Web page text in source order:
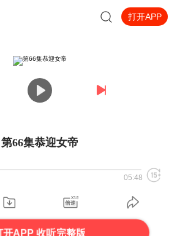
打开APP
第66集恭迎女帝
05:48
开APP 收听完整版